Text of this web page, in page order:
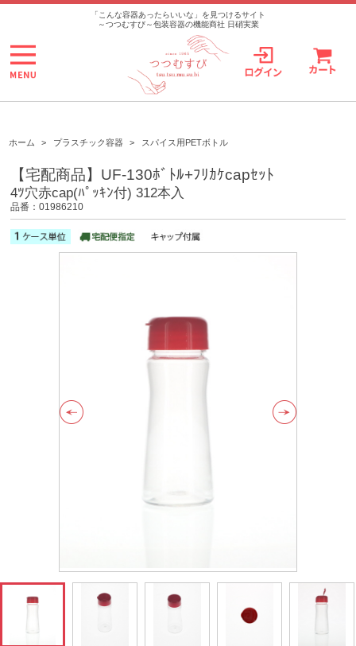
>
「こんな容器あったらいいな」を見つけるサイト
～つつむすび～包装容器の機能商社 日硝実業
ホーム > プラスチック容器 > スパイス用PETボトル
【宅配商品】UF-130ﾎﾞﾄﾙ+ﾌﾘｶｹcapｾｯﾄ
4ﾂ穴赤cap(ﾊﾟｯｷﾝ付) 312本入
品番：01986210